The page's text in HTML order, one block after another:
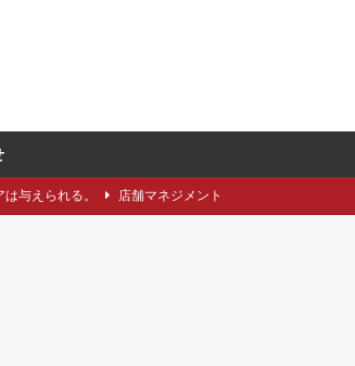
与えられる。 店舗マネジメント